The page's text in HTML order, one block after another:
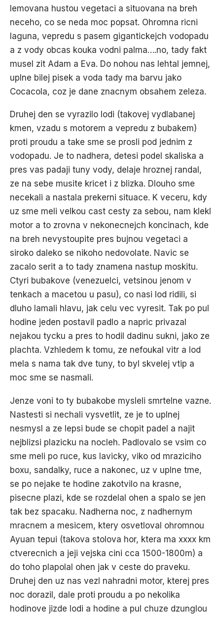
lemovana hustou vegetaci a situovana na breh
neceho, co se neda moc popsat. Ohromna ricni
laguna, vepredu s pasem gigantickejch vodopadu
a z vody obcas kouka vodni palma….no, tady fakt
musel zit Adam a Eva. Do nohou nas lehtal jemnej,
uplne bilej pisek a voda tady ma barvu jako
Cocacola, coz je dane znacnym obsahem zeleza.
Druhej den se vyrazilo lodi (takovej vydlabanej
kmen, vzadu s motorem a vepredu z bubakem)
proti proudu a take sme se prosli pod jednim z
vodopadu. Je to nadhera, detesi podel skaliska a
pres vas padaji tuny vody, delaje hroznej randal,
ze na sebe musite kricet i z blizka. Dlouho sme
necekali a nastala prekerni situace. K veceru, kdy
uz sme meli velkou cast cesty za sebou, nam klekl
motor a to zrovna v nekonecnejch koncinach, kde
na breh nevystoupite pres bujnou vegetaci a
siroko daleko se nikoho nedovolate. Navic se
zacalo serit a to tady znamena nastup moskitu.
Ctyri bubakove (venezuelci, vetsinou jenom v
tenkach a macetou u pasu), co nasi lod ridili, si
dluho lamali hlavu, jak celu vec vyresit. Tak po pul
hodine jeden postavil padlo a napric privazal
nejakou tycku a pres to hodil dadinu sukni, jako ze
plachta. Vzhledem k tomu, ze nefoukal vitr a lod
mela s nama tak dve tuny, to byl skvelej vtip a
moc sme se nasmali.
Jenze voni to ty bubakobe mysleli smrtelne vazne.
Nastesti si nechali vysvetlit, ze je to uplnej
nesmysl a ze lepsi bude se chopit padel a najit
nejblizsi plazicku na nocleh. Padlovalo se vsim co
sme meli po ruce, kus lavicky, viko od mraziciho
boxu, sandalky, ruce a nakonec, uz v uplne tme,
se po nejake te hodine zakotvilo na krasne,
pisecne plazi, kde se rozdelal ohen a spalo se jen
tak bez spacaku. Nadherna noc, z nadhernym
mracnem a mesicem, ktery osvetloval ohromnou
Ayuan tepui (takova stolova hor, ktera ma xxxx km
ctverecnich a jeji vejska cini cca 1500-1800m) a
do toho plapolal ohen jak v ceste do praveku.
Druhej den uz nas vezl nahradni motor, kterej pres
noc dorazil, dale proti proudu a po nekolika
hodinove jizde lodi a hodine a pul chuze dzunglou